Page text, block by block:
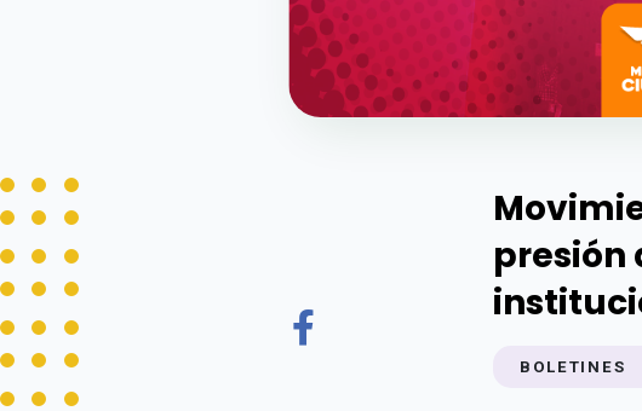
presión
BOLETINES